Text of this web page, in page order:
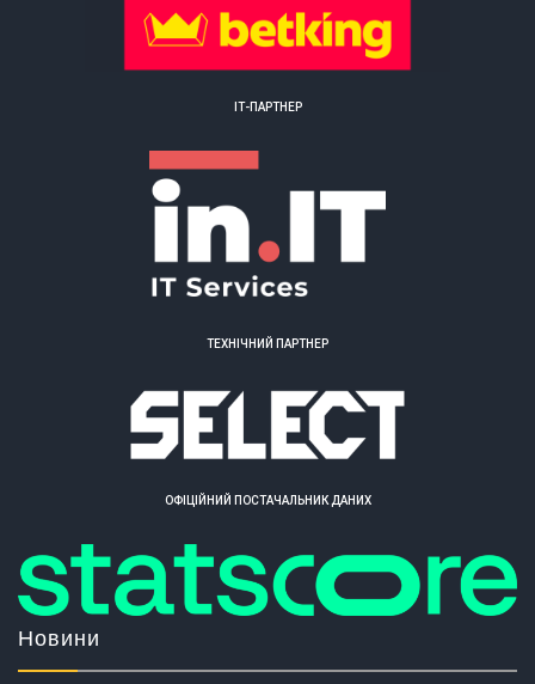
ІТ-ПАРТНЕР
ТЕХНІЧНИЙ ПАРТНЕР
ОФІЦІЙНИЙ ПОСТАЧАЛЬНИК ДАНИХ
Новини